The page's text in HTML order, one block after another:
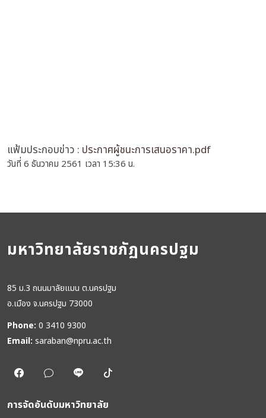
แฟ้มประกอบข่าว : ประกาศผู้ชนะการเสนอราคา.pdf
วันที่ 6 ธันวาคม 2561 เวลา 15:36 น.
มหาวิทยาลัยราชภัฏนครปฐม
85 ม.3 ถนนมาลัยแมน ต.นครปฐม
อ.เมือง จ.นครปฐม 73000
Phone: 0 3410 9300
Email: saraban@npru.ac.th
การจัดอันดับมหาวิทยาลัย